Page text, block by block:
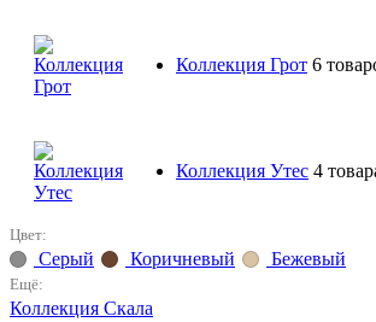
Коллекция Грот 6
Коллекция Утес 4
Цвет:
Серый Коричневый Бежевый
Ещё:
Коллекция Скала